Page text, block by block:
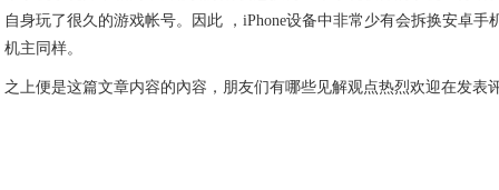
自身玩了很久的游戏帐号。因此 ，iPhone设备中非常少有会拆换安卓手
机主同样。
之上便是这篇文章内容的內容，朋友们有哪些见解观点热烈欢迎在发表